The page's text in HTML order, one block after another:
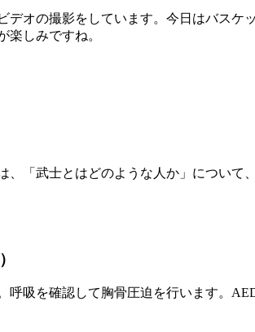
デオの撮影をしています。今日はバスケ
楽しみですね。
、「武士とはどのような人か」について
呼吸を確認して胸骨圧迫を行います。